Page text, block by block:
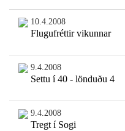
10.4.2008
Flugufréttir vikunnar
9.4.2008
Settu í 40 - lönduðu 4
9.4.2008
Tregt í Sogi